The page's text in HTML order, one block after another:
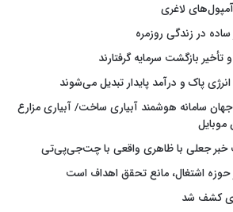
لاغری
ساده در زندگی روزمره
تأخیر بازگشت سرمایه گرفتارند
پاک و درآمد پایدار تبدیل می‌شوند
جهان سامانه هوشمند آبیاری ساخت/ آبیاری مزارع
خبر جعلی با ظاهری واقعی با چت‌جی‌پی‌تی
حوزه اشتغال، مانع تحقق اهداف است
کشف شد